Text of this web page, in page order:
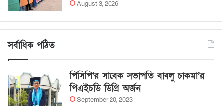
August 3, 2026
সর্বাধিক পঠিত
পিসিপি’র সাবেক সভাপতি বাবলু চাকমা’র
পিএইচডি ডিগ্রি অর্জন
September 20, 2023